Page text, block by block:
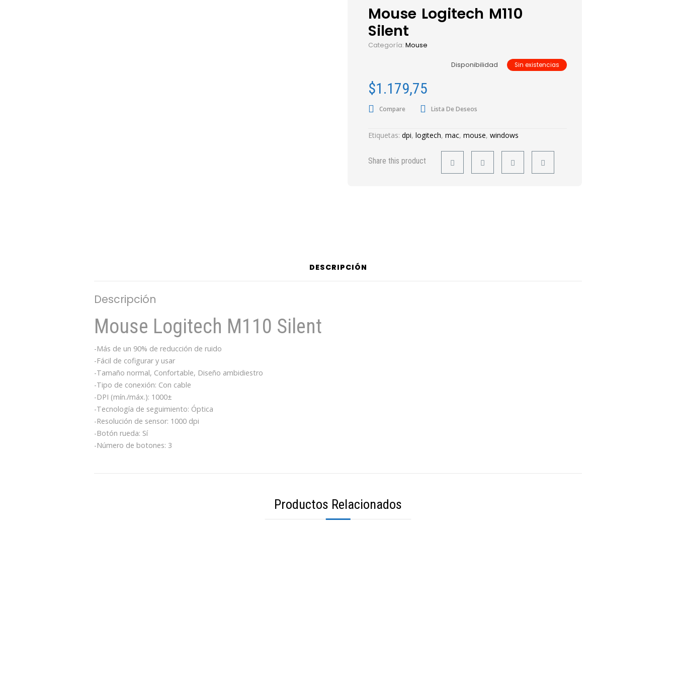
Mouse Logitech M110
Silent
Categoría:Mouse
Disponibilidad Sin existencias
$1.179,75
Compare Lista De Deseos
Etiquetas:dpi,logitech,mac,mouse,windows
Share this product
DESCRIPCIÓN
Descripción
Mouse Logitech M110 Silent
-Más de un 90% de reducción de ruido
-Fácil de cofigurar y usar
-Tamaño normal, Confortable, Diseño ambidiestro
-Tipo de conexión: Con cable
-DPI (mín./máx.): 1000±
-Tecnología de seguimiento: Óptica
-Resolución de sensor: 1000 dpi
-Botón rueda: Sí
-Número de botones: 3
Productos Relacionados